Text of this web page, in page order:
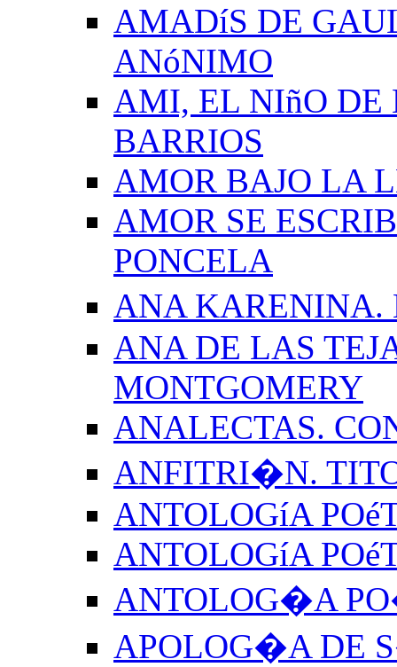
AMADíS DE
ANóNIMO
AMI, EL NIñO DE
BARRIOS
AMOR BAJO LA
AMOR SE
PONCELA
ANA
ANA DE LAS
MONTGOMERY
ANALECTAS.
ANFITRI�N.
ANTOLOGíA
ANTOLOGíA
ANTOLOG�A
APOLOG�A DE